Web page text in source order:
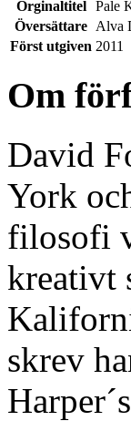
Orginaltitel
Pale
Översättare Alva
Först utgiven 2011
Om
David
York
filosofi
kreativt
skrev